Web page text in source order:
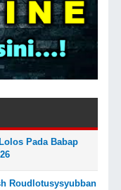
Pada Babap
Roudlotusysyubban